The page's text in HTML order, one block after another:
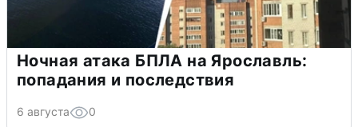
Ночная атака БПЛА на Ярославль:
попадания и последствия
6 августа 0